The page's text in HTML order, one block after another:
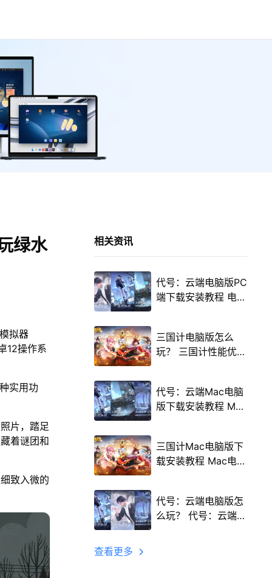
绿水
拟器
12操作系
实用功
片，踏足
着谜团和
致入微的
相关资讯
代号：云端电脑版PC
端下载安装教程 电脑
三国计电脑版怎么
玩？ 三国计性能优化
程
代号：云端Mac电脑
版下载安装教程 Mac
三国计Mac电脑版下
载安装教程 Mac电脑
代号：云端电脑版怎
么玩？ 代号：云端性
查看更多